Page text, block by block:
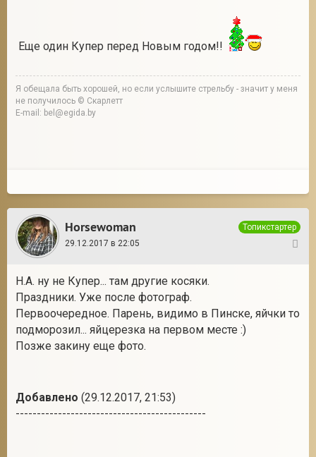
Еще один Купер перед Новым годом!!
Я обещала быть хорошей, но если услышите стрельбу - значит у меня
не получилось © Скарлетт
E-mail: bel@egida.by
Horsewoman
Топикстартер
29.12.2017 в 22:05
Н.А. ну не Купер... там другие косяки.
Праздники. Уже после фотограф.
Первоочередное. Парень, видимо в Пинске, яйчки то
подморозил... яйцерезка на первом месте :)
Позже закину еще фото.
Добавлено (29.12.2017, 21:53)
---------------------------------------------